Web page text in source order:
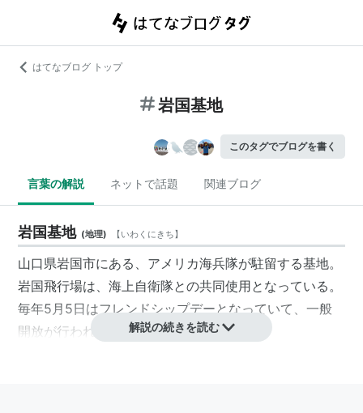
はてなブログ トップ
岩国基地
このタグでブログを書く
言葉の解説 ネットで話題 関連ブログ
岩国基地 (地理) 【いわくにきち】
山口県岩国市にある、 アメリカ海兵隊が駐留する基地。
岩国飛行場は、海上自衛隊との共同使用となっている。
毎年5月5日はフレンドシップデーとなっていて、一般
開放が行われる。
解説の続きを読む